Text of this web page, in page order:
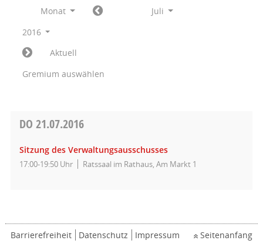
Monat
Juli
2016
Aktuell
Gremium auswählen
DO 21.07.2016
Sitzung des Verwaltungsausschusses
17:00-19:50 Uhr Ratssaal im Rathaus, Am Markt 1
Barrierefreiheit Datenschutz Impressum Seitenanfang